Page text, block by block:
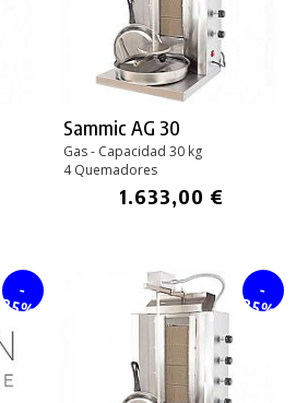
Sammic AG 30
Gas - Capacidad 30 kg
4 Quemadores
1.633,00 €
-
25%
-
25%